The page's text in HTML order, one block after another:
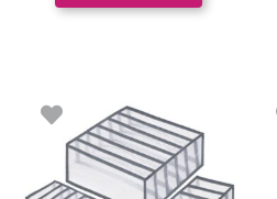
inițial
a
fost:
47.00 lei.
curent
este:
26.00 lei.